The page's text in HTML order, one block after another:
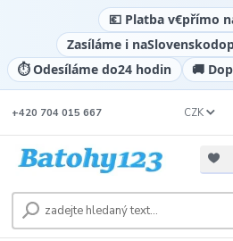
💶 Platba v€přímo
Zasíláme i naSlovensko
⏱️ Odesíláme do24 hodin 🚚
CZK
+420 704 015 667